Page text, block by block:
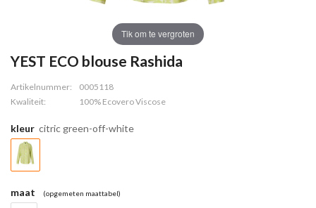
Tik om te vergroten
YEST ECO blouse Rashida
Artikelnummer:
0005118
Kwaliteit:
100% Ecovero Viscose
kleur citric green-off-white
maat (opgemeten maattabel)